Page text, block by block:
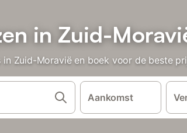
in Zuid-
Zuid-Moravië en boek voor de beste
Aankomst